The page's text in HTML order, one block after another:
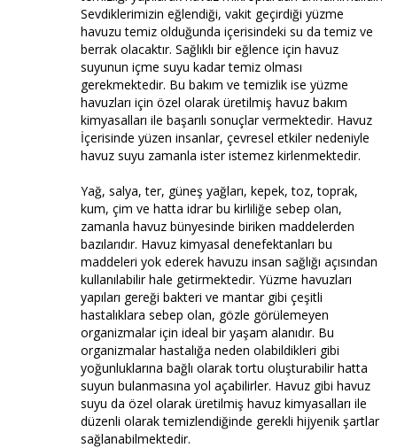
Sevdiklerimizin eğlendiği, vakit geçirdiği yüzme
havuzu temiz olduğunda içerisindeki su da temiz ve
berrak olacaktır. Sağlıklı bir eğlence için havuz
suyunun içme suyu kadar temiz olması
gerekmektedir. Bu bakım ve temizlik ise yüzme
havuzları için özel olarak üretilmiş havuz bakım
kimyasalları ile başarılı sonuçlar vermektedir. Havuz
İçerisinde yüzen insanlar, çevresel etkiler nedeniyle
havuz suyu zamanla ister istemez kirlenmektedir.
Yağ, salya, ter, güneş yağları, kepek, toz, toprak,
kum, çim ve hatta idrar bu kirliliğe sebep olan,
zamanla havuz bünyesinde biriken maddelerden
bazılarıdır. Havuz kimyasal denefektanları bu
maddeleri yok ederek havuzu insan sağlığı açısından
kullanılabilir hale getirmektedir. Yüzme havuzları
yapıları gereği bakteri ve mantar gibi çeşitli
hastalıklara sebep olan, gözle görülemeyen
organizmalar için ideal bir yaşam alanıdır. Bu
organizmalar hastalığa neden olabildikleri gibi
yoğunluklarına bağlı olarak tortu oluşturabilir hatta
suyun bulanmasına yol açabilirler. Havuz gibi havuz
suyu da özel olarak üretilmiş havuz kimyasalları ile
düzenli olarak temizlendiğinde gerekli hijyenik şartlar
sağlanabilmektedir.